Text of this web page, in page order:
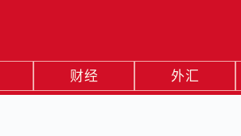
财经 外汇